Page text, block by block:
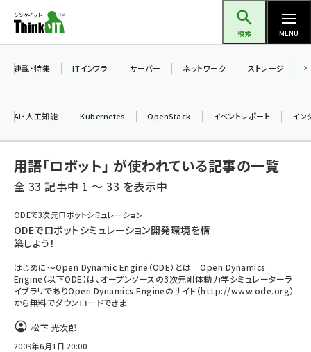
ン
ツ
検索 MENU
ai (2508)
加藤銘のチーム貢献～仲間と築いた勝利の絆～ (2329)
iot女子会 (2295)
北海道をのんびり旅する晴山佳須夫のヒント集！ (2050)
genai (1494)
abc123 (1371)
ai crunch (1365)
連載・特集 ITインフラ サーバー ネットワーク ストレージ
AI・人工知能 Kubernetes OpenStack イベントレポート イン
用語「ロボット」 が使われている記事の一覧
全 33 記事中 1 ～ 33 を表示中
ODEで3次元ロボットシミュレーション
ODEでロボットシミュレーション開発環境を構
築しよう！
はじめに～Open Dynamic Engine（ODE）とは Open Dynamics
Engine（以下ODE）は、オープンソースの3次元剛体動力学シミュレーターラ
イブラリでありOpen Dynamics Engineのサイト（http://www.ode.org）
から無料でダウンロードできま
松下 光次郎
2009年6月1日 20:00